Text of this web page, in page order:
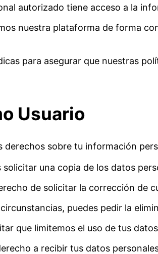
autorizado tiene acceso a la
nuestra plataforma de forma
para asegurar que nuestras
Usuario
derechos sobre tu información
solicitar una copia de los datos
de solicitar la corrección de
puedes pedir la
que limitemos el uso de tus
a recibir tus datos